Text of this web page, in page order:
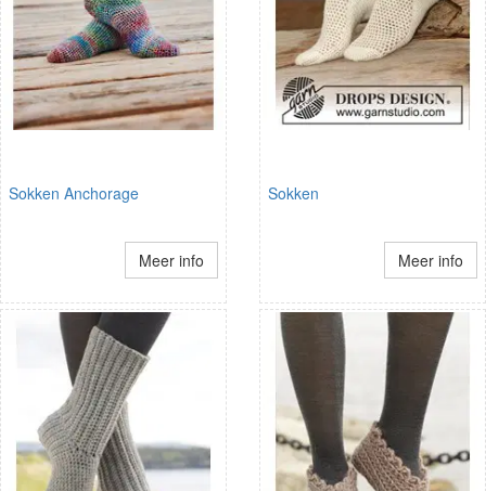
Sokken Anchorage
Meer info
Sokken
Meer info